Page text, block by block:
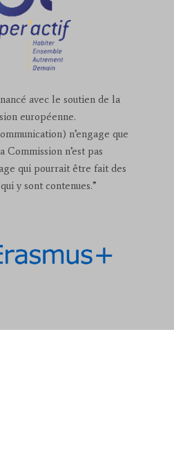
avec le soutien de la
européenne.
n’engage que
Commission n’est pas
qui pourrait être fait des
y sont contenues.”